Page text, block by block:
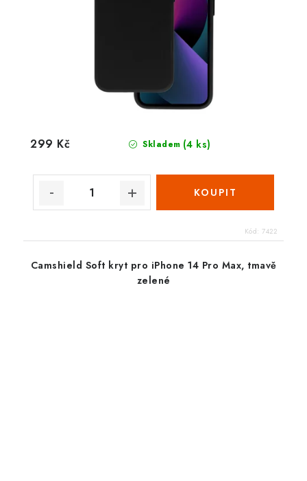
Skladem (4 ks)
299 Kč
Kód: 7422
Camshield Soft kryt pro iPhone 14 Pro Max, tmavě
zelené